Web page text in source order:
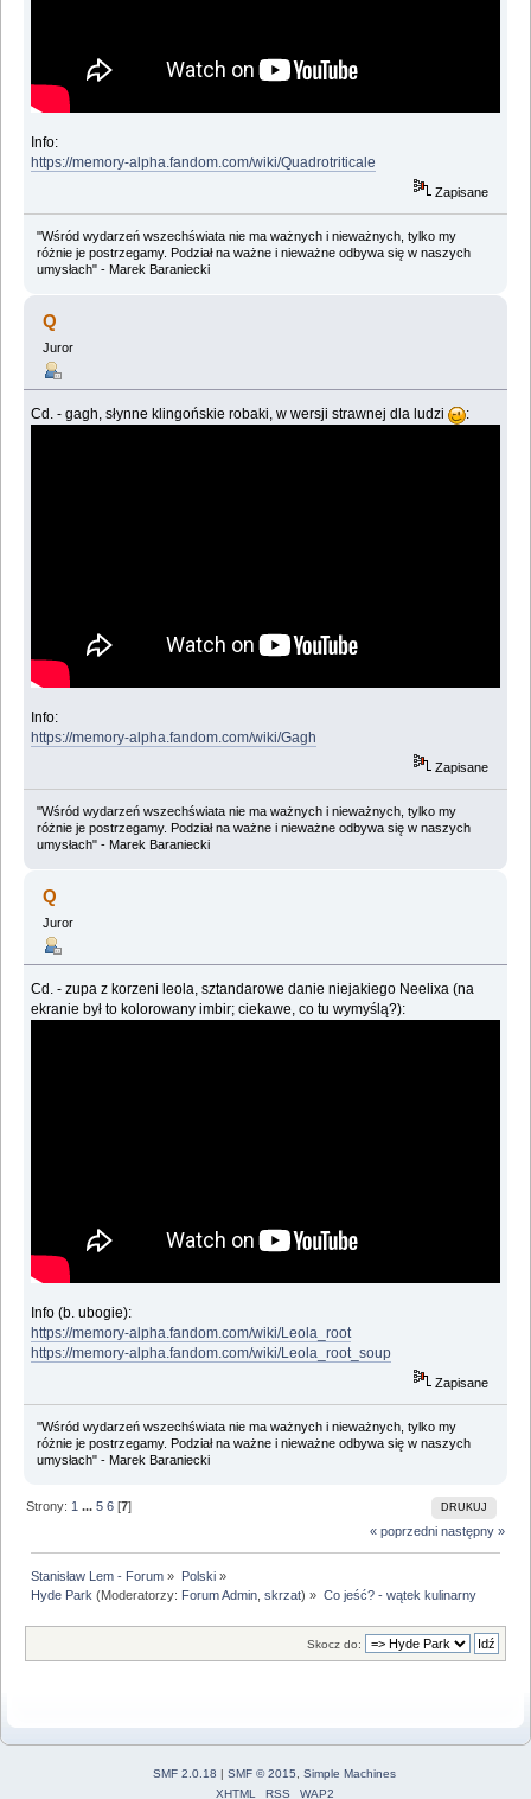
Info:
https://memory-alpha.fandom.com/wiki/Quadrotriticale
Zapisane
"Wśród wydarzeń wszechświata nie ma ważnych i nieważnych, tylko my
różnie je postrzegamy. Podział na ważne i nieważne odbywa się w naszych
umysłach" - Marek Baraniecki
Q
Juror
Cd. - gagh, słynne klingońskie robaki, w wersji strawnej dla ludzi :
Info:
https://memory-alpha.fandom.com/wiki/Gagh
Zapisane
"Wśród wydarzeń wszechświata nie ma ważnych i nieważnych, tylko my
różnie je postrzegamy. Podział na ważne i nieważne odbywa się w naszych
umysłach" - Marek Baraniecki
Q
Juror
Cd. - zupa z korzeni leola, sztandarowe danie niejakiego Neelixa (na
ekranie był to kolorowany imbir; ciekawe, co tu wymyślą?):
Info (b. ubogie):
https://memory-alpha.fandom.com/wiki/Leola_root
https://memory-alpha.fandom.com/wiki/Leola_root_soup
Zapisane
"Wśród wydarzeń wszechświata nie ma ważnych i nieważnych, tylko my
różnie je postrzegamy. Podział na ważne i nieważne odbywa się w naszych
umysłach" - Marek Baraniecki
DRUKUJ
Strony: 1 ...5 6 [7]
« poprzedni następny »
Stanisław Lem - Forum » Polski»
Hyde Park (Moderatorzy: Forum Admin ,skrzat) » Co jeść? - wątek kulinarny
Skocz do:
SMF 2.0.18 | SMF © 2015
Simple Machines
XHTML
RSS WAP2